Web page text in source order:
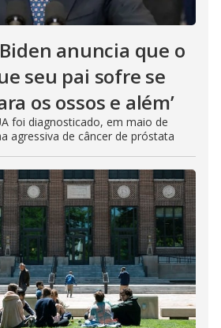
anuncia que o
seu pai sofre se
os ossos e além’
foi diagnosticado, em maio de
agressiva de câncer de próstata